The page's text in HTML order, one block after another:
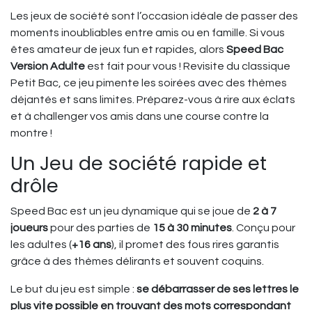
Les jeux de société sont l’occasion idéale de passer des
moments inoubliables entre amis ou en famille. Si vous
êtes amateur de jeux fun et rapides, alors Speed Bac
Version Adulte est fait pour vous ! Revisite du classique
Petit Bac, ce jeu pimente les soirées avec des thèmes
déjantés et sans limites. Préparez-vous à rire aux éclats
et à challenger vos amis dans une course contre la
montre !
Un Jeu de société rapide et
drôle
Speed Bac est un jeu dynamique qui se joue de 2 à 7
joueurspour des parties de 15 à 30 minutes . Conçu pour
les adultes (+16 ans), il promet des fous rires garantis
grâce à des thèmes délirants et souvent coquins.
Le but du jeu est simple : se débarrasser de ses lettres le
plus vite possible en trouvant des mots correspondant